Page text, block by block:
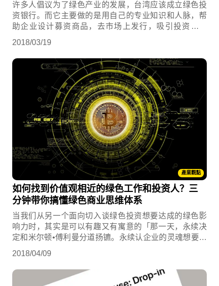
许多人倡议为了绿色产业的发展，台湾应该成立绿色投
资银行。而它主要做的是用自己的专业知识和人脉，帮
助企业设计募资商品，去市场上发行，吸引投资人来
证券交易所、创业加速器、甚至绿学院都一样，都是在
做媒合的工作。而在台湾，我们真的需要吗？
2018/03/19
產業觀點
如何找到价值观相近的绿色工作和投资人？三
分钟带你搞懂绿色商业思维体系
当我们从另一个面向切入谈绿色投资想要达成的绿色影
响力时，其实是可以有趣又有寓意的「那一天，永续决
定和米尔顿•傅利曼分道扬镳。永续认企业的灵魂想要追
现让企业与投资人开始对于「永续」有了不一样的想法
与尝试不同的商业经营模式。
2018/04/09